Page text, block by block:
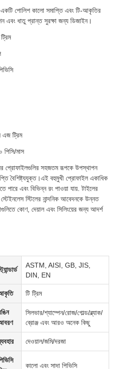
একটি পোলিশ কালো সমাপ্তি এবং টি-আকৃতির
এবং ধাতু প্রান্ত সুরক্ষা জন্য ডিজাইন।
এজ ট্রিম
মাস
প্রোফাইলগুলির সহজতম রূপকে উপস্থাপন
বৈশিষ্ট্যযুক্ত।এই বহুমুখী প্রোফাইল একাধিক
এবং বিভিন্ন রং পাওয়া যায়. টাইলের
স্টিলের নান্দনিক আবেদনকে উন্নত
কোণ, দেয়াল এবং সিলিংয়ের জন্য আদর্শ
ASTM, AISI, GB, JIS,
DIN, EN
টি ট্রিম
সিলভার/শ্যাম্পেন/রোজ/গোল্ড/ব্ল্যাক/
ব্রোঞ্জ এবং আরও অনেক কিছু
দেওয়াল/জমি/দরজা
কালো এবং সাদা পিভিসি